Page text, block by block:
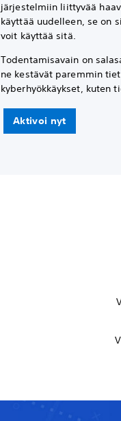
järjestelmiin liittyvää
käyttää uudelleen, se on
voit käyttää sitä.
Todentamisavain on
ne kestävät paremmin
kyberhyökkäykset, kuten
Aktivoi nyt